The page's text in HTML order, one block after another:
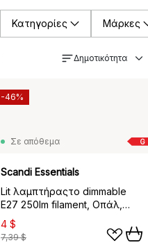
Κατηγορίες Μάρκες
Δημοτικότητα
G
Σε απόθεμα
Scandi Essentials
Lit λαμπτήραςτο dimmable
E27 250lm filament, Οπάλ,
3000K
4 $
7,39 $
-46%